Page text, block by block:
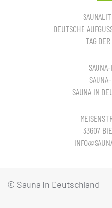
DEUTSCHE
TAG
SAUNA IN
33607
© Sauna in Deutschland